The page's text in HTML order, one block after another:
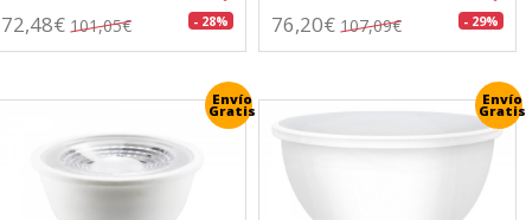
72,48€ 101,05€ - 28% 76,20€ 107,09€ - 29%
Envío
Gratis
Envío
Gratis